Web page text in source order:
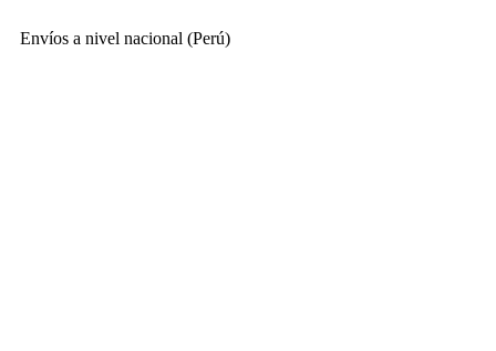
Envíos a nivel nacional (Perú)